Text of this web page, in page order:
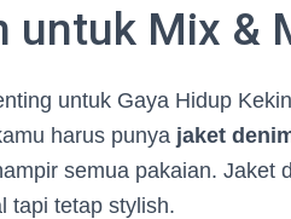
untuk Mix &
untuk Gaya Hidup
harus punya jaket
semua pakaian. Jaket
tapi tetap stylish.